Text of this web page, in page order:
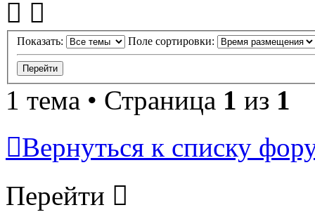
Показать: Поле сортировки:
1 тема • Страница 1 из 1
Вернуться к списку
Перейти